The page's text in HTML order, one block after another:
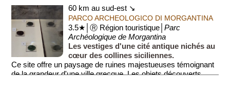
60 km au sud-est ↘
PARCO ARCHEOLOGICO DI MORGANTINA
3.5★│Ⓡ Région touristique│Parc
Archéologique de Morgantina
Les vestiges d'une cité antique nichés au
cœur des collines siciliennes.
Ce site offre un paysage de ruines majestueuses témoignant
de la grandeur d'une ville grecque. Les objets découverts,